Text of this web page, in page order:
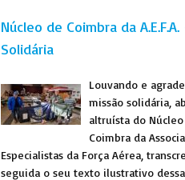
Núcleo de Coimbra da
Solidária
Louvando e
missão solidária,
altruísta do
Coimbra da
Especialistas da Força Aérea,
seguida o seu texto ilustrativo